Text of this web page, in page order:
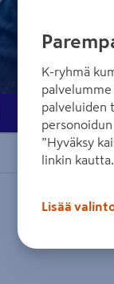
Katso
K-ryhmä
palveluiden
”Hyväksy
linkin kautta.
Lisää